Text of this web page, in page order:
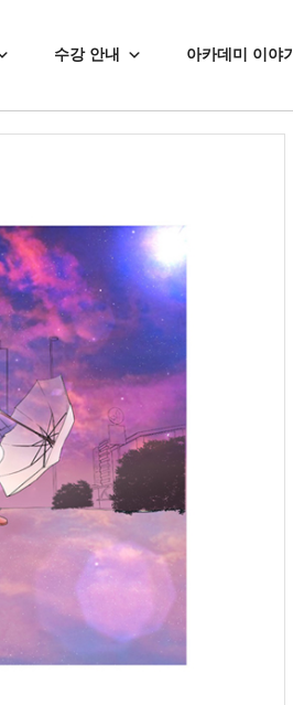
수강 안내 아카데미 이야기